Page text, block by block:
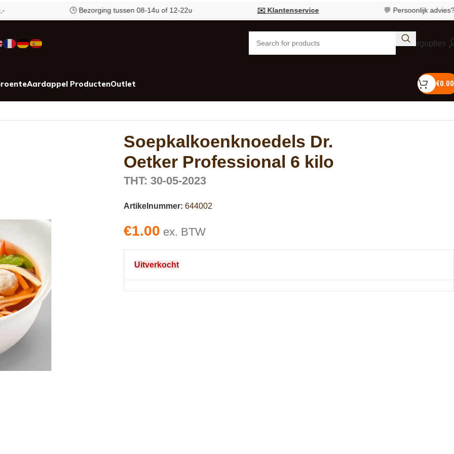
🕒 Bezorging tussen 08-14u of 12-22u ✉️ Klantenservice 💬 Persoonlijk advies?Bel
Bezorgopties
Aardappel ProductenOutlet €0.00
Soepkalkoenknoedels Dr.
Oetker Professional 6 kilo
THT: 30-05-2023
Artikelnummer: 644002
€1.00 ex. BTW
Uitverkocht